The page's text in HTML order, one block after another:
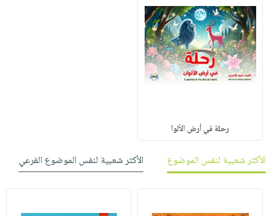
رحلة في أرض الألوا
الأكثر شعبية لنفس الموضوع الأكثر شعبية لنفس الموضوع الفرعي